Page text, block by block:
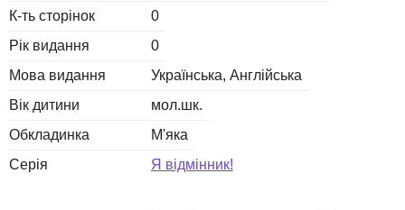
К-ть сторінок
0
Рік видання
0
Мова видання
Українська Англійська
Вік дитини
мол.шк.
Обкладинка
М'яка
Серія
Я відмінник!